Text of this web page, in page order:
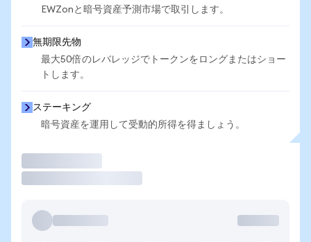
EWZonと暗号資産予測市場で取引します。
無期限先物
最大50倍のレバレッジでトークンをロングまたはショー
トします。
ステーキング
暗号資産を運用して受動的所得を得ましょう。